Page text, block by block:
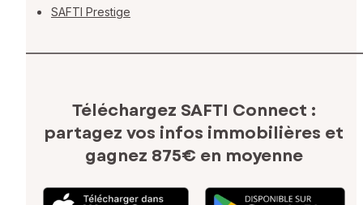
SAFTI Prestige
Téléchargez SAFTI Connect :
partagez vos infos immobilières et
gagnez 875€ en moyenne